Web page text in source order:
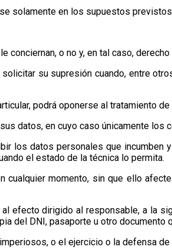
solamente en los supuestos
o no y, en tal caso,
su supresión cuando, entre
podrá oponerse al tratamiento
datos, en cuyo caso únicamente
los datos personales que
el estado de la técnica lo permita.
momento, sin que ello
dirigido al responsable, a la
del DNI, pasaporte u otro
o el ejercicio o la defensa